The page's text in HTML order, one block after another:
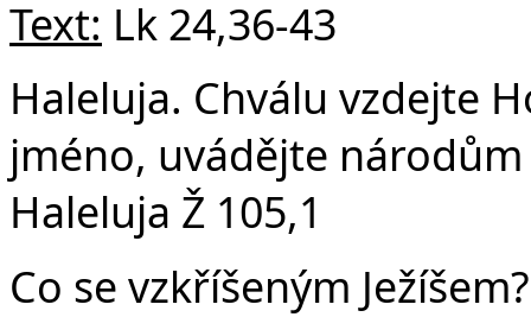
Text: Lk 24,36-43
Haleluja. Chválu vzdejte
jméno, uvádějte
Haleluja Ž 105,1
Co se vzkříšeným